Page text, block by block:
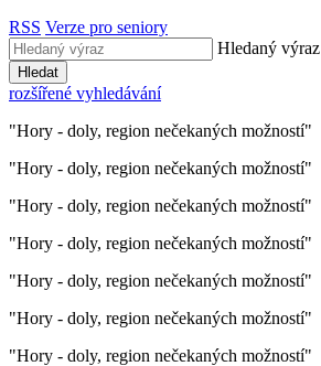
RSS Verze pro seniory
Hledaný výraz
Hledat
rozšířené vyhledávání
"Hory - doly, region nečekaných možností"
"Hory - doly, region nečekaných možností"
"Hory - doly, region nečekaných možností"
"Hory - doly, region nečekaných možností"
"Hory - doly, region nečekaných možností"
"Hory - doly, region nečekaných možností"
"Hory - doly, region nečekaných možností"